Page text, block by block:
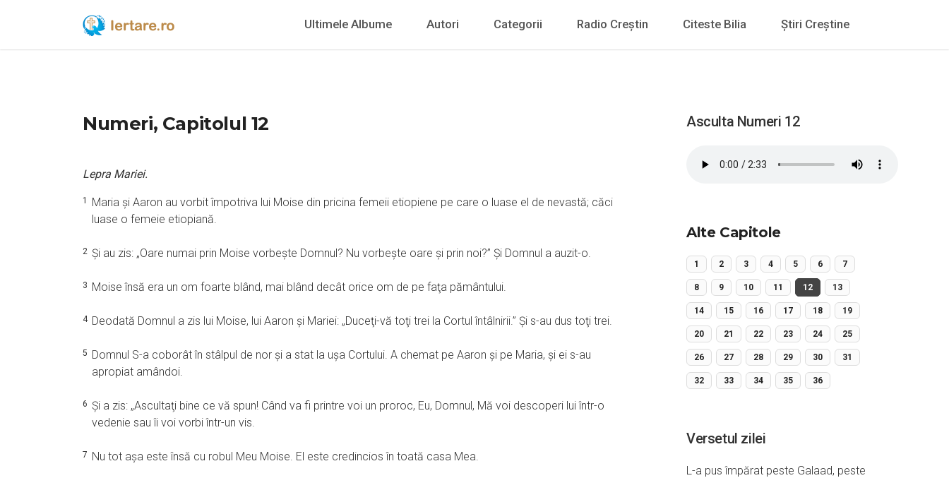
Ultimele Albume Autori Categorii Radio Creștin Citeste Bilia Știri Creștine
Numeri, Capitolul 12
Lepra Mariei.
1 Maria şi Aaron au vorbit împotriva lui Moise din pricina femeii etiopiene pe care o luase el de nevastă; căci
luase o femeie etiopiană.
2 Şi au zis: „Oare numai prin Moise vorbeşte Domnul? Nu vorbeşte oare şi prin noi?” Şi Domnul a auzit-o.
3 Moise însă era un om foarte blând, mai blând decât orice om de pe faţa pământului.
4 Deodată Domnul a zis lui Moise, lui Aaron şi Mariei: „Duceţi-vă toţi trei la Cortul întâlnirii.” Şi s-au dus toţi trei.
5 Domnul S-a coborât în stâlpul de nor şi a stat la uşa Cortului. A chemat pe Aaron şi pe Maria, şi ei s-au
apropiat amândoi.
6 Şi a zis: „Ascultaţi bine ce vă spun! Când va fi printre voi un proroc, Eu, Domnul, Mă voi descoperi lui într-o
vedenie sau îi voi vorbi într-un vis.
7 Nu tot aşa este însă cu robul Meu Moise. El este credincios în toată casa Mea.
Asculta Numeri 12
Alte Capitole
1 2 3 4 5 6 7
8 9 10 11 12 13
14 15 16 17 18 19
20 21 22 23 24 25
26 27 28 29 30 31
32 33 34 35 36
Versetul zilei
L-a pus împărat peste Galaad, peste